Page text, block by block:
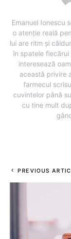
Emanuel Ionescu
o atenție reală
lui are ritm și
în spatele
interesează
această privire
farmecul
cuvintelor până
cu tine mult
PREVIOUS